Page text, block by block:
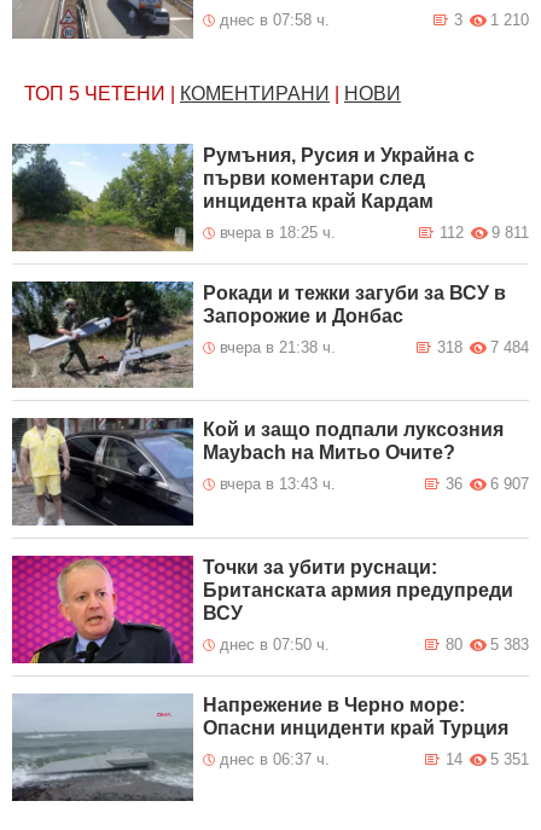
днес в 07:58 ч. 1 210
3
ТОП 5 ЧЕТЕНИ КОМЕНТИРАНИ НОВИ
Румъния, Русия и Украйна с
първи коментари след
инцидента край Кардам
вчера в 18:25 ч. 9 811
112
Рокади и тежки загуби за ВСУ в
Запорожие и Донбас
вчера в 21:38 ч. 7 484
318
Кой и защо подпали луксозния
Maybach на Митьо Очите?
вчера в 13:43 ч. 6 907
36
Точки за убити руснаци:
Британската армия предупреди
ВСУ
днес в 07:50 ч. 5 383
80
Напрежение в Черно море:
Опасни инциденти край Турция
днес в 06:37 ч. 5 351
14